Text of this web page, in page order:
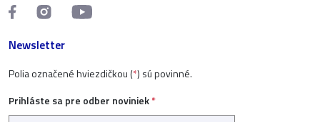
Newsletter
Polia označené hviezdičkou (*) sú povinné.
Prihláste sa pre odber noviniek*